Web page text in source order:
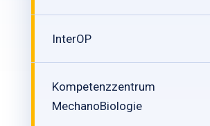
InterOP
Kompetenzzentrum
MechanoBiologie